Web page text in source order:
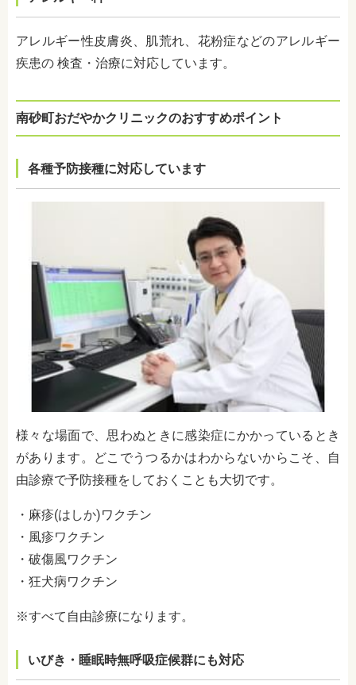
アレルギー性皮膚炎、肌荒れ、花粉症などのアレルギー
疾患の 検査・治療に対応しています。
南砂町おだやかクリニックのおすすめポイント
各種予防接種に対応しています
様々な場面で、思わぬときに感染症にかかっているとき
があります。どこでうつるかはわからないからこそ、自
由診療で予防接種をしておくことも大切です。
・ 麻疹(はしか)ワクチン
・ 風疹ワクチン
・ 破傷風ワクチン
・ 狂犬病ワクチン
※すべて自由診療になります。
いびき・睡眠時無呼吸症候群にも対応